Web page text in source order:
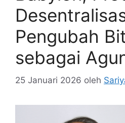
Pengubah
sebagai
25 Januari 2026 oleh